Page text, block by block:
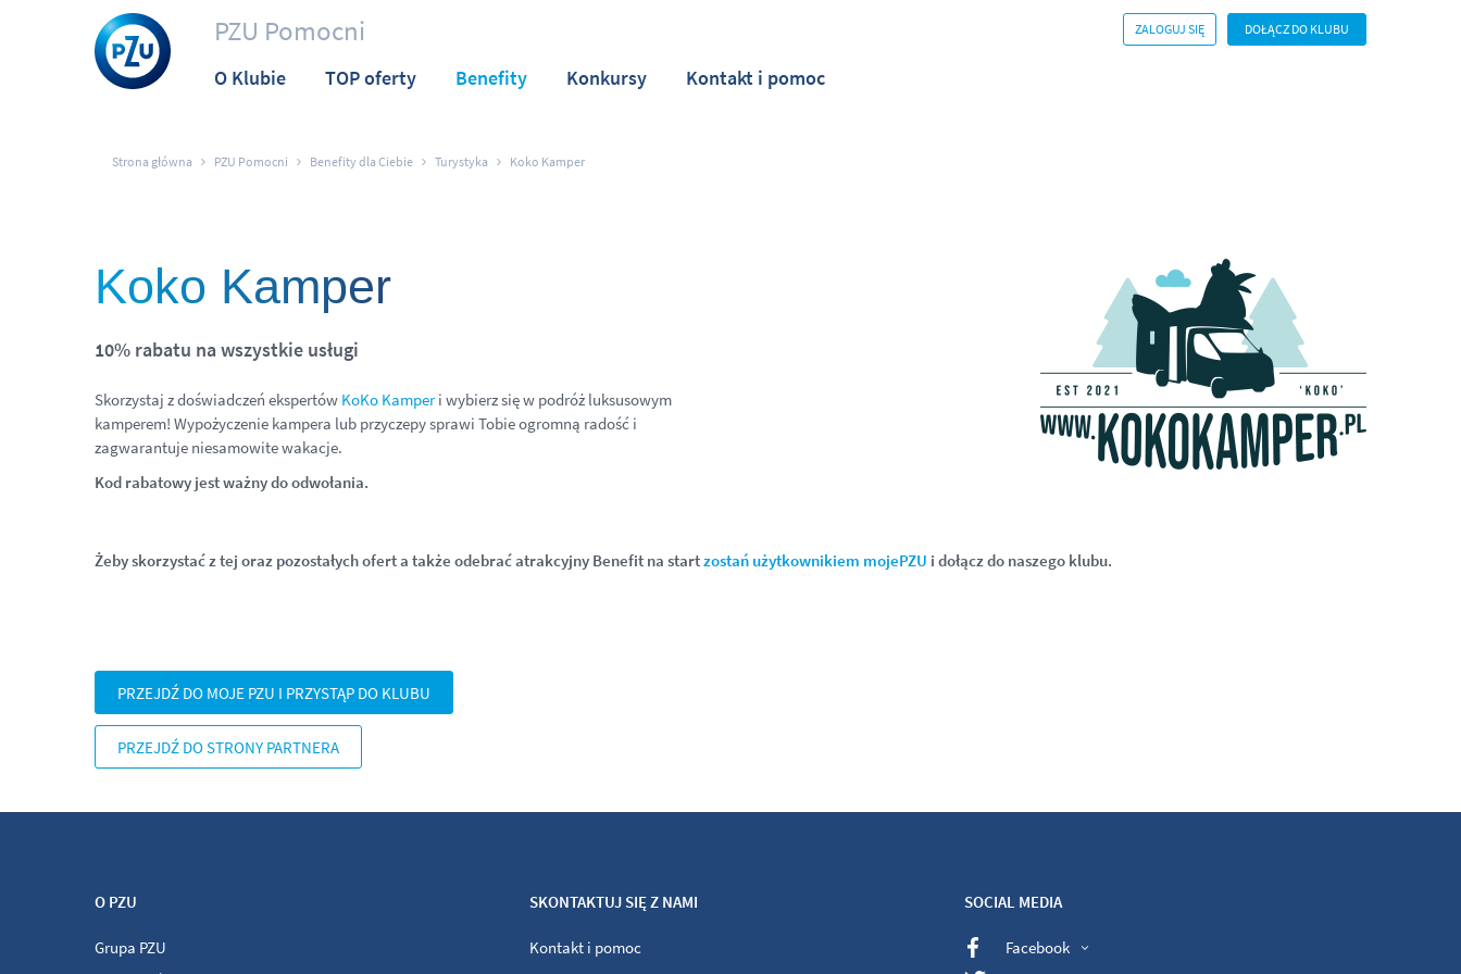
PZU Pomocni
O Klubie TOP oferty Benefity Konkursy Kontakt i pomoc
ZALOGUJ SIĘ DOŁĄCZ DO KLUBU
Strona główna PZU Pomocni Benefity dla Ciebie Turystyka Koko Kamper
Koko Kamper
10% rabatu na wszystkie usługi
Skorzystaj z doświadczeń ekspertów KoKo Kamperi wybierz się w podróż luksusowym
kamperem! Wypożyczenie kampera lub przyczepy sprawi Tobie ogromną radość i
zagwarantuje niesamowite wakacje.
Kod rabatowy jest ważny do odwołania.
Żeby skorzystać z tej oraz pozostałych ofert a także odebrać atrakcyjny Benefit na startzostań użytkownikiem mojePZU i dołącz do naszego klubu.
PRZEJDŹ DO MOJE PZU I PRZYSTĄP DO KLUBU
PRZEJDŹ DO STRONY PARTNERA
O PZU
Grupa PZU
SKONTAKTUJ SIĘ Z NAMI
Kontakt i pomoc
SOCIAL MEDIA
Facebook